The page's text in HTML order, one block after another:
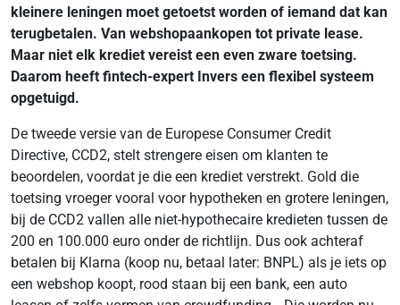
kleinere leningen moet getoetst worden of iemand dat kan
terugbetalen. Van webshopaankopen tot private lease.
Maar niet elk krediet vereist een even zware toetsing.
Daarom heeft fintech-expert Invers een flexibel systeem
opgetuigd.
De tweede versie van de Europese Consumer Credit
Directive, CCD2, stelt strengere eisen om klanten te
beoordelen, voordat je die een krediet verstrekt. Gold die
toetsing vroeger vooral voor hypotheken en grotere leningen,
bij de CCD2 vallen alle niet-hypothecaire kredieten tussen de
200 en 100.000 euro onder de richtlijn. Dus ook achteraf
betalen bij Klarna (koop nu, betaal later: BNPL) als je iets op
een webshop koopt, rood staan bij een bank, een auto